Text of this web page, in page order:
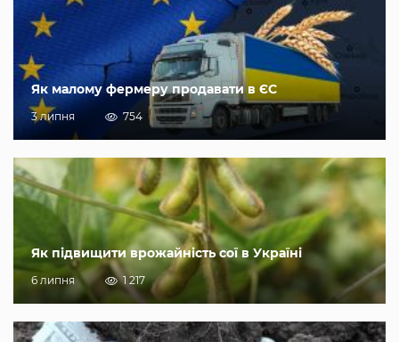
Як малому фермеру продавати в ЄС
3 липня 754
Як підвищити врожайність сої в Україні
6 липня 1 217